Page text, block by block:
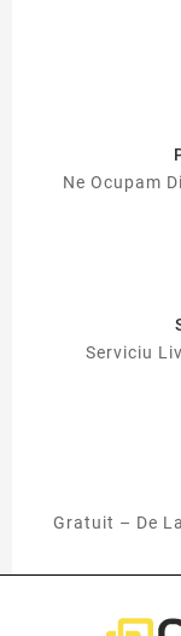
Ne Ocupam
Serviciu
Gratuit – De